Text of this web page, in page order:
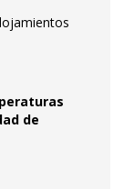
de